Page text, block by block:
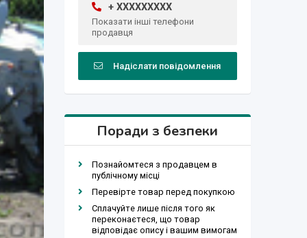
+ XXXXXXXXX
Показати інші телефони
продавця
Надіслати повідомлення
Поради з безпеки
Познайомтеся з продавцем в
публічному місці
Перевірте товар перед покупкою
Сплачуйте лише після того як
переконаєтеся, що товар
відповідає опису і вашим вимогам